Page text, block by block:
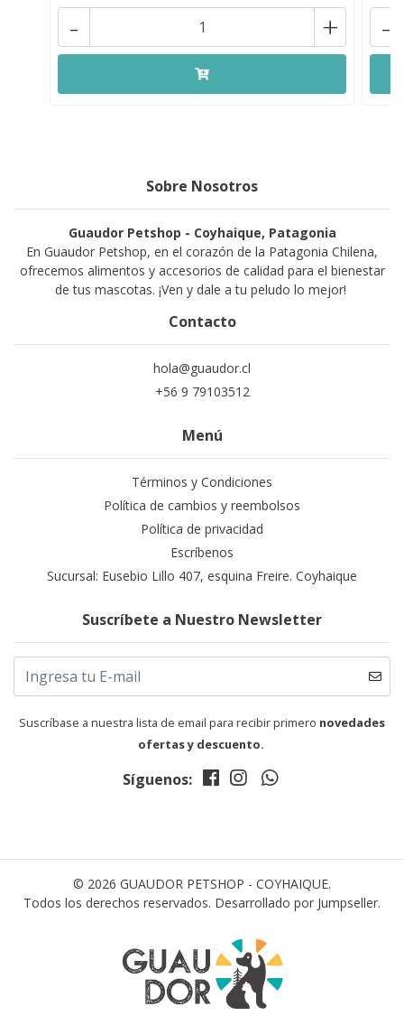
+
- -
Sobre Nosotros
Guaudor Petshop - Coyhaique, Patagonia
En Guaudor Petshop, en el corazón de la Patagonia Chilena,
ofrecemos alimentos y accesorios de calidad para el bienestar
de tus mascotas. ¡Ven y dale a tu peludo lo mejor!
Contacto
hola@guaudor.cl
+56 9 79103512
Menú
Términos y Condiciones
Política de cambios y reembolsos
Política de privacidad
Escríbenos
Sucursal: Eusebio Lillo 407, esquina Freire. Coyhaique
Suscríbete a Nuestro Newsletter
Suscríbase a nuestra lista de email para recibir primero novedades
ofertas y descuento.
Síguenos:
© 2026 GUAUDOR PETSHOP - COYHAIQUE.
Todos los derechos reservados. Desarrollado por Jumpseller.